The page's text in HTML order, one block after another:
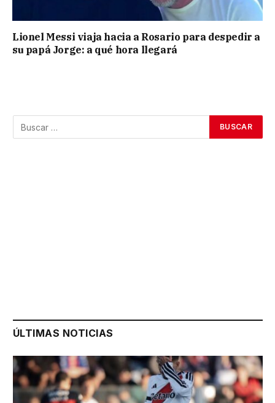
Lionel Messi viaja hacia a Rosario para despedir a
su papá Jorge: a qué hora llegará
ÚLTIMAS NOTICIAS